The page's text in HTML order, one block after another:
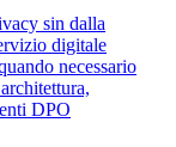
sin dalla
digitale
necessario
DPO